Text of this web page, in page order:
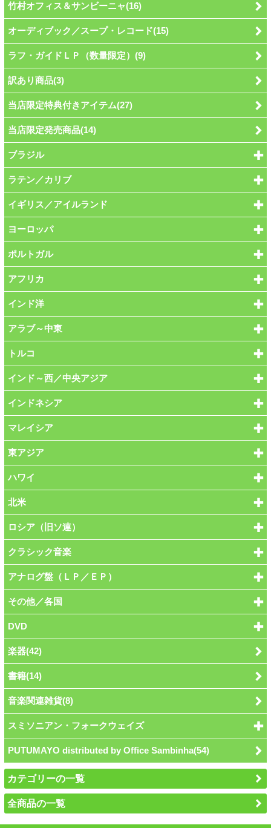
竹村オフィス＆サンビーニャ(16)
オーディブック／スープ・レコード(15)
ラフ・ガイドＬＰ（数量限定）(9)
訳あり商品(3)
当店限定特典付きアイテム(27)
当店限定発売商品(14)
ブラジル
ラテン／カリブ
イギリス／アイルランド
ヨーロッパ
ポルトガル
アフリカ
インド洋
アラブ～中東
トルコ
インド～西／中央アジア
インドネシア
マレイシア
東アジア
ハワイ
北米
ロシア（旧ソ連）
クラシック音楽
アナログ盤（ＬＰ／ＥＰ）
その他／各国
DVD
楽器(42)
書籍(14)
音楽関連雑貨(8)
スミソニアン・フォークウェイズ
PUTUMAYO distributed by Office Sambinha(54)
カテゴリーの一覧
全商品の一覧